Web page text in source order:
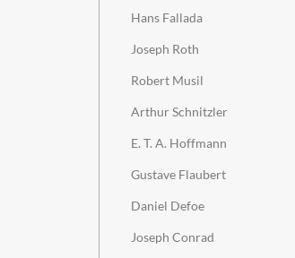
Hans Fallada
Joseph Roth
Robert Musil
Arthur Schnitzler
E. T. A. Hoffmann
Gustave Flaubert
Daniel Defoe
Joseph Conrad